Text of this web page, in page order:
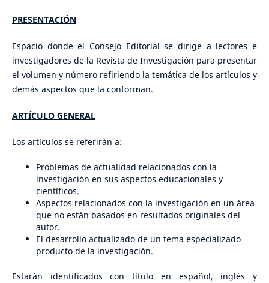
PRESENTACIÓN
Espacio donde el Consejo Editorial se dirige a lectores e
investigadores de la Revista de Investigación para presentar
el volumen y número refiriendo la temática de los artículos y
demás aspectos que la conforman.
ARTÍCULO GENERAL
Los artículos se referirán a:
Problemas de actualidad relacionados con la
investigación en sus aspectos educacionales y
científicos.
Aspectos relacionados con la investigación en un área
que no están basados en resultados originales del
autor.
El desarrollo actualizado de un tema especializado
producto de la investigación.
Estarán identificados con título en español, inglés y